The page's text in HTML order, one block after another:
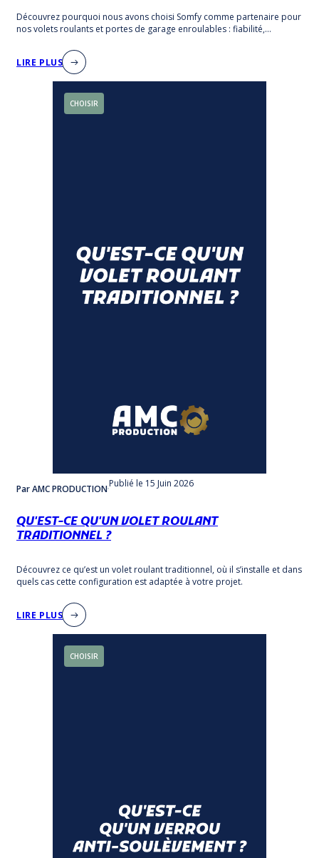
Découvrez pourquoi nous avons choisi Somfy comme partenaire pour
nos volets roulants et portes de garage enroulables : fiabilité,
LIRE PLUS
CHOISIR
Par AMC PRODUCTIONPublié le 15 Juin 2026
QU'EST-CE QU'UN VOLET ROULANT
TRADITIONNEL ?
Découvrez ce qu’est un volet roulant traditionnel, où il s’installe et dans
quels cas cette configuration est adaptée à votre projet.
LIRE PLUS
CHOISIR